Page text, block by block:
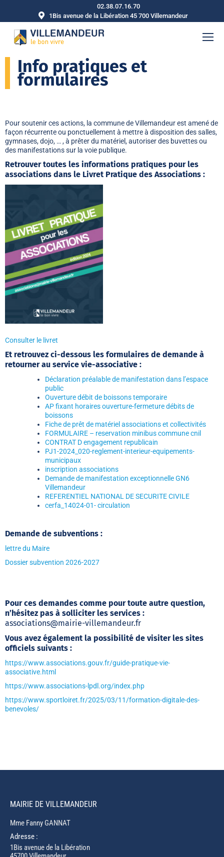
02.38.07.16.70
1Bis avenue de la Libération 45 700 Villemandeur
Info pratiques et
formulaires
Pour soutenir ces actions, la commune de Villemandeur est amené de
façon récurrente ou ponctuellement à mettre à disposition des salles,
gymnases, dojo, … , à prêter du matériel, autoriser des buvettes ou
des manifestations sur la voie publique.
Retrouver toutes les informations pratiques pour les
associations dans le Livret Pratique des Associations :
Consulter le livret
Et retrouvez ci-dessous les formulaires de demande à
retourner au service vie-associative :
Déclaration préalable de manifestation dans l’espace
public
Ouverture débit de boissons temporaire
AP fixant horaires ouverture-fermeture débits de
boissons
Fiche de prêt de matériel associations et collectivités
FORMULAIRE – reservation minibus commune cnil
CONTRAT D engagement republicain
PJ1-2024_020-reglement-interieur-equipements-
municipaux
inscription associations
Demande de manifestation exceptionnelle GN6
Villemandeur
REFERENTIEL NATIONAL DE SECURITE CIVILE
cerfa_14024-01- circulation
Demande de subventions :
lettre du Maire
Dossier subvention 2026-2027
Pour ces demandes comme pour toute autre question,
n’hésitez pas à solliciter les services :
associations@mairie-villemandeur.fr
Vous avez également la possibilité de visiter les sites
officiels suivants :
https://www.associations.gouv.fr/guide-pratique-vie-
associative.html
https://www.associations-lpdl.org/index.php
https://www.sportloiret.fr/2025/03/11/formation-digitale-des-
benevoles/
MAIRIE DE VILLEMANDEUR
Mme Fanny GANNAT
Adresse :
1Bis avenue de la Libération